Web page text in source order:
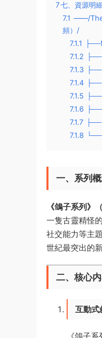
7​七、資源明細
7.1 ——/The
頻）/
7.1.1
7.1.2
7.1.3
7.1.4
7.1.5
7.1.6
7.1.7
7.1.8
一、系列
《鴿子系列》
一隻古靈精怪
社交能力等主
世紀最突出的
二、核心
互動式
《鴿子